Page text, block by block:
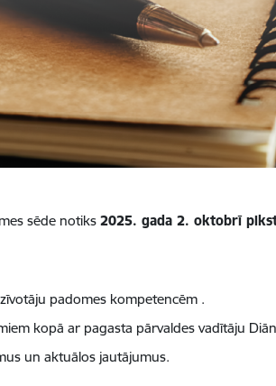
sēde notiks 2025. gada 2. oktobrī
padomes kompetencēm .
kopā ar pagasta pārvaldes vadītāju
un aktuālos jautājumus.